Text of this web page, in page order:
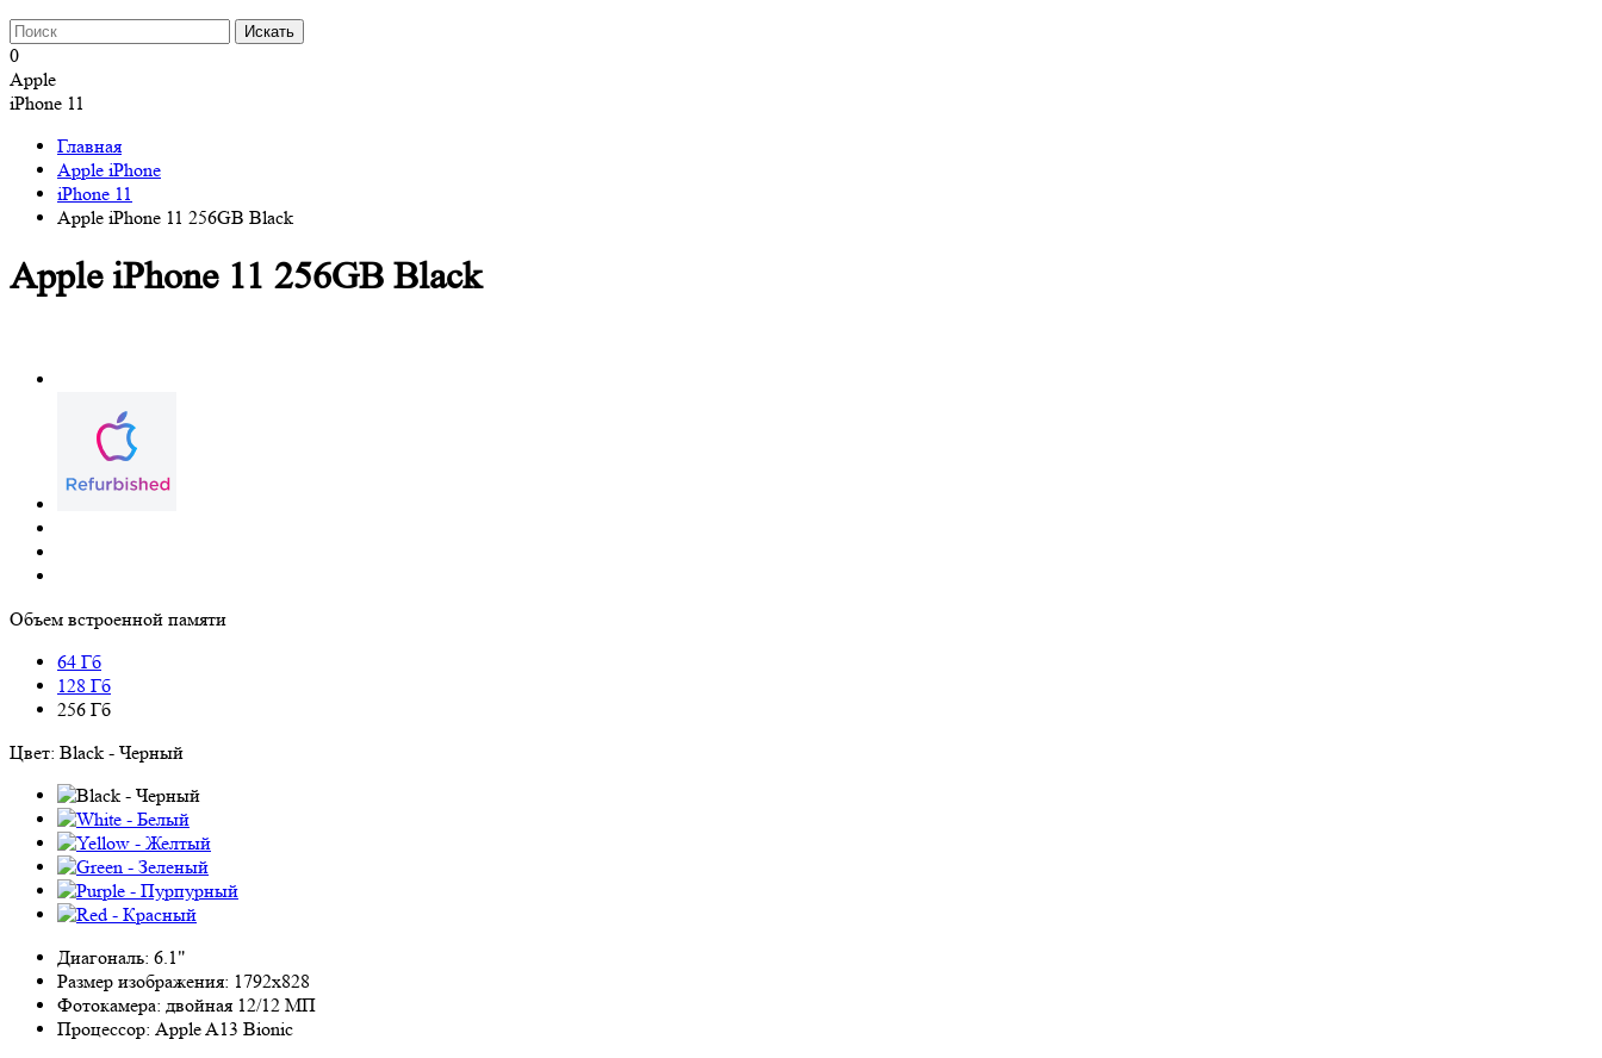
0
Apple
iPhone 11
Главная
Apple iPhone
iPhone 11
Apple iPhone 11 256GB Black
Apple iPhone 11 256GB Black
Объем встроенной памяти
64 Гб
128 Гб
256 Гб
Цвет: Black - Черный
Диагональ: 6.1"
Размер изображения: 1792x828
Фотокамера: двойная 12/12 МП
Процессор: Apple A13 Bionic